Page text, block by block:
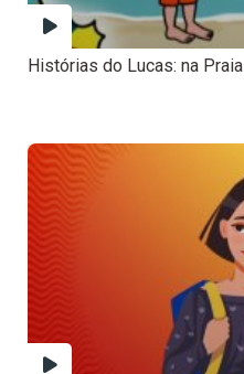
Histórias do Lucas: na Praia